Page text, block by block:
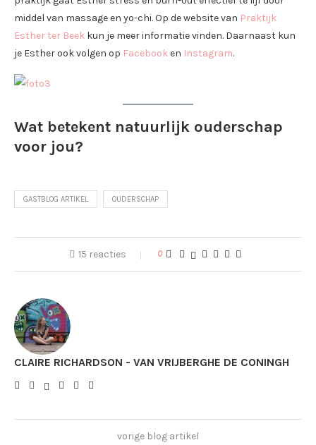
middel van massage en yo-chi. Op de website van Praktijk
Esther ter Beek kun je meer informatie vinden. Daarnaast kun
je Esther ook volgen op Facebooken Instagram.
Wat betekent natuurlijk ouderschap
voor jou?
GASTBLOG ARTIKEL OUDERSCHAP
15 reacties 0
CLAIRE RICHARDSON - VAN VRIJBERGHE DE CONINGH
vorige blog artikel